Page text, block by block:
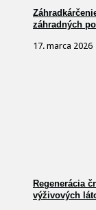
záhradných
17. marca 2026
Regenerácia
výživových